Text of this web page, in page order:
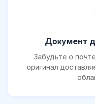
Документ
Забудьте о
оригинал